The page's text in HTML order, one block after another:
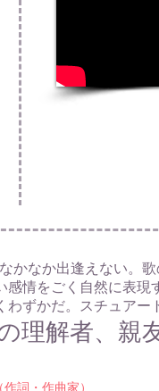
かなか出逢えない。
感情をごく自然に表現
わずかだ。スチュアー
理解者、親
詞・作曲家）